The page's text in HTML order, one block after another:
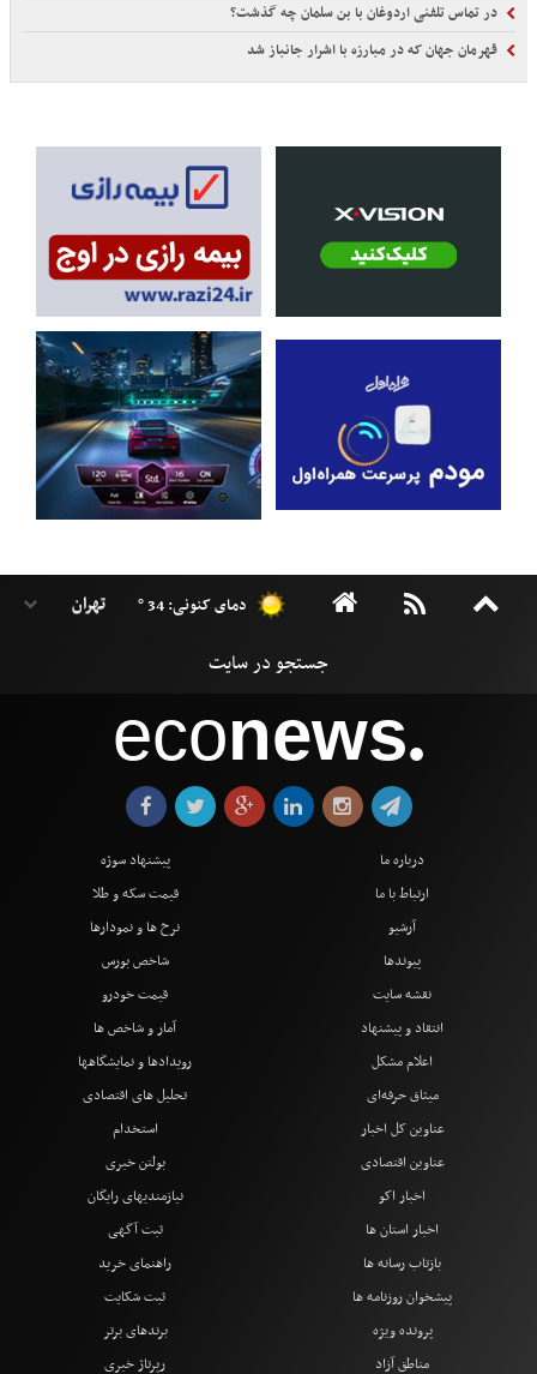
در تماس تلفنی اردوغان با بن سلمان چه گذشت؟
قهرمان جهان که در مبارزه با اشرار جانباز شد
دمای کنونی: 34 °
econews●
درباره ما
ارتباط با ما
آرشیو
پیوندها
نقشه سایت
انتقاد و پیشنهاد
اعلام مشکل
میثاق حرفه‌ای
پیشنهاد سوژه
قیمت سکه و طلا
نرخ ها و نمودارها
شاخص بورس
قیمت خودرو
آمار و شاخص ها
رویدادها و نمایشگاهها
تحلیل های اقتصادی
عناوین کل اخبار
عناوین اقتصادی
اخبار اکو
اخبار استان ها
بازتاب رسانه ها
پیشخوان روزنامه ها
پرونده ویژه
مناطق آزاد
استخدام
بولتن خبری
نیازمندیهای رایگان
ثبت آگهی
راهنمای خرید
ثبت شکایت
برندهای برتر
رپرتاژ خبری